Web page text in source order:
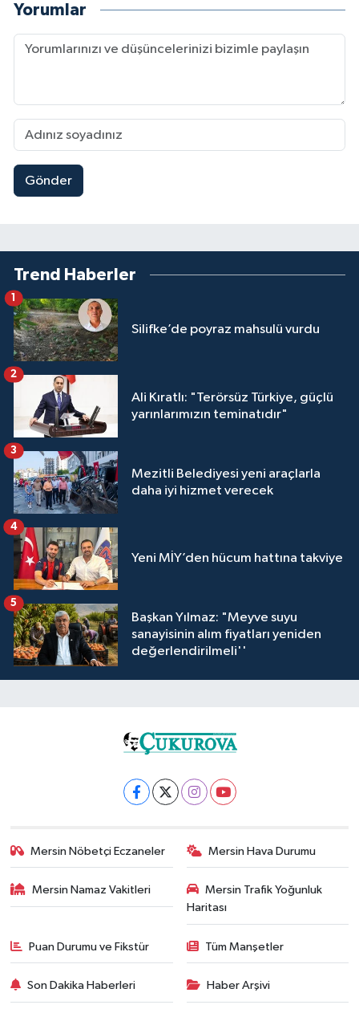
Yorumlar
Gönder
Trend Haberler
Silifke’de poyraz mahsulü vurdu
1
Ali Kıratlı: "Terörsüz Türkiye, güçlü
yarınlarımızın teminatıdır"
2
Mezitli Belediyesi yeni araçlarla
daha iyi hizmet verecek
3
Yeni MİY’den hücum hattına takviye
4
Başkan Yılmaz: "Meyve suyu
sanayisinin alım fiyatları yeniden
değerlendirilmeli''
5
Mersin Nöbetçi Eczaneler Mersin Hava Durumu
Mersin Namaz Vakitleri
Mersin Trafik Yoğunluk
Haritası
Puan Durumu ve Fikstür Tüm Manşetler
Son Dakika Haberleri Haber Arşivi